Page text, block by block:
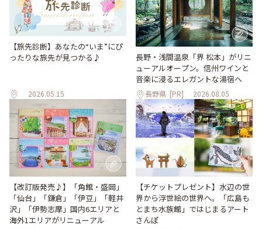
【旅先診断】あなたの“いま”にぴ
ったりな旅先が見つかる♪
2026.05.15
長野・浅間温泉「界 松本」がリニ
ューアルオープン。信州ワインと
音楽に浸るエレガントな湯宿へ
長野県 [PR] 2026.08.05
【改訂版発売♪】「角館・盛岡」
「仙台」「鎌倉」「伊豆」「軽井
沢」「伊勢志摩」国内6エリアと
海外1エリアがリニューアル
【チケットプレゼント】水辺の世
界から浮世絵の世界へ。「広島も
とまち水族館」ではじまるアート
さんぽ